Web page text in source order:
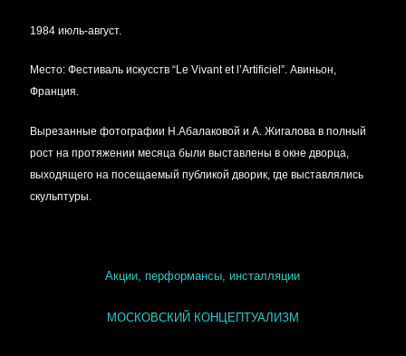
1984 июль-август.
Место: Фестиваль искусств “Le Vivant et l’Artificiel”. Авиньон,
Франция.
Вырезанные фотографии Н.Абалаковой и А. Жигалова в полный
рост на протяжении месяца были выставлены в окне дворца,
выходящего на посещаемый публикой дворик, где выставлялись
скульптуры.
Акции, перформансы, инсталляции
МОСКОВСКИЙ КОНЦЕПТУАЛИЗМ